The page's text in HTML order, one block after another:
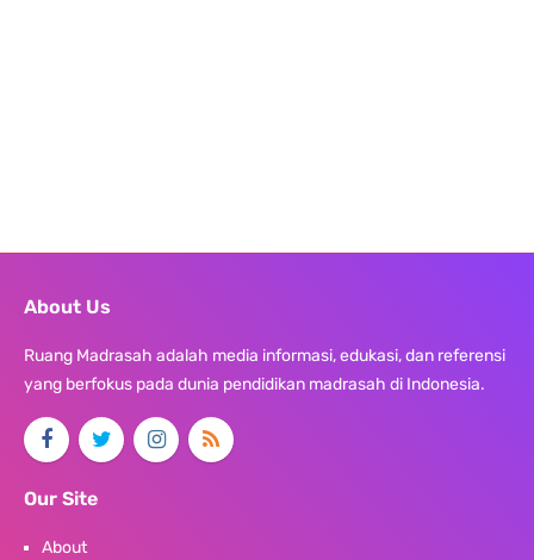
About Us
Ruang Madrasah adalah media informasi, edukasi, dan referensi
yang berfokus pada dunia pendidikan madrasah di Indonesia.
Our Site
About